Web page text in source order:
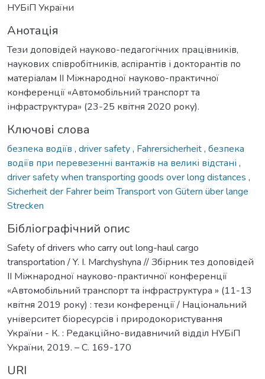
НУБіП України
Анотація
Тези доповідей науково-педагогічних працівників,
наукових співробітників, аспірантів і докторантів по
матеріалам ІІ Міжнародної науково-практичної
конференції «Автомобільний транспорт та
інфраструктура» (23-25 квітня 2020 року).
Ключові слова
безпека водіїв , driver safety, Fahrersicherheit, безпека
водіїв при перевезенні вантажів на великі відстані ,
driver safety when transporting goods over long distances ,
Sicherheit der Fahrer beim Transport von Gütern über lange
Strecken
Бібліографічний опис
Safety of drivers who carry out long-haul cargo
transportation / Y. I. Мarchyshyna // Збірник тез доповідей
ІІ Міжнародної науково-практичної конференції
«Автомобільний транспорт та інфраструктура » (11-13
квітня 2019 року) : тези конференції / Національний
університет біоресурсів і природокористування
України - К. : Редакційно-видавничий відділ НУБіП
України, 2019. – C. 169-170
URI